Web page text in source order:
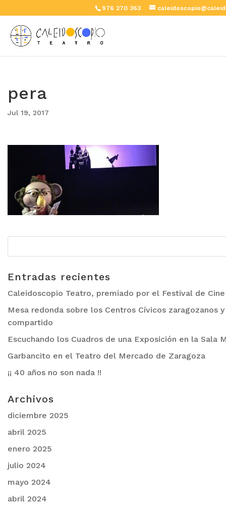
976 270 363
pera
Jul 19, 2017
Entradas recientes
Caleidoscopio Teatro, premiado por el Festival de
Mesa redonda sobre los Centros Cívicos zaragozanos
compartido
Escuchando los Cuadros de una Exposición en la Sala
Garbancito en el Teatro del Mercado de Zaragoza
¡¡ 40 años no son nada !!
Archivos
diciembre 2025
abril 2025
enero 2025
julio 2024
mayo 2024
abril 2024